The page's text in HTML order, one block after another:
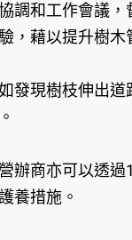
和工作會議
，藉以提升樹木
現樹枝伸出
商亦可以透過
養措施。